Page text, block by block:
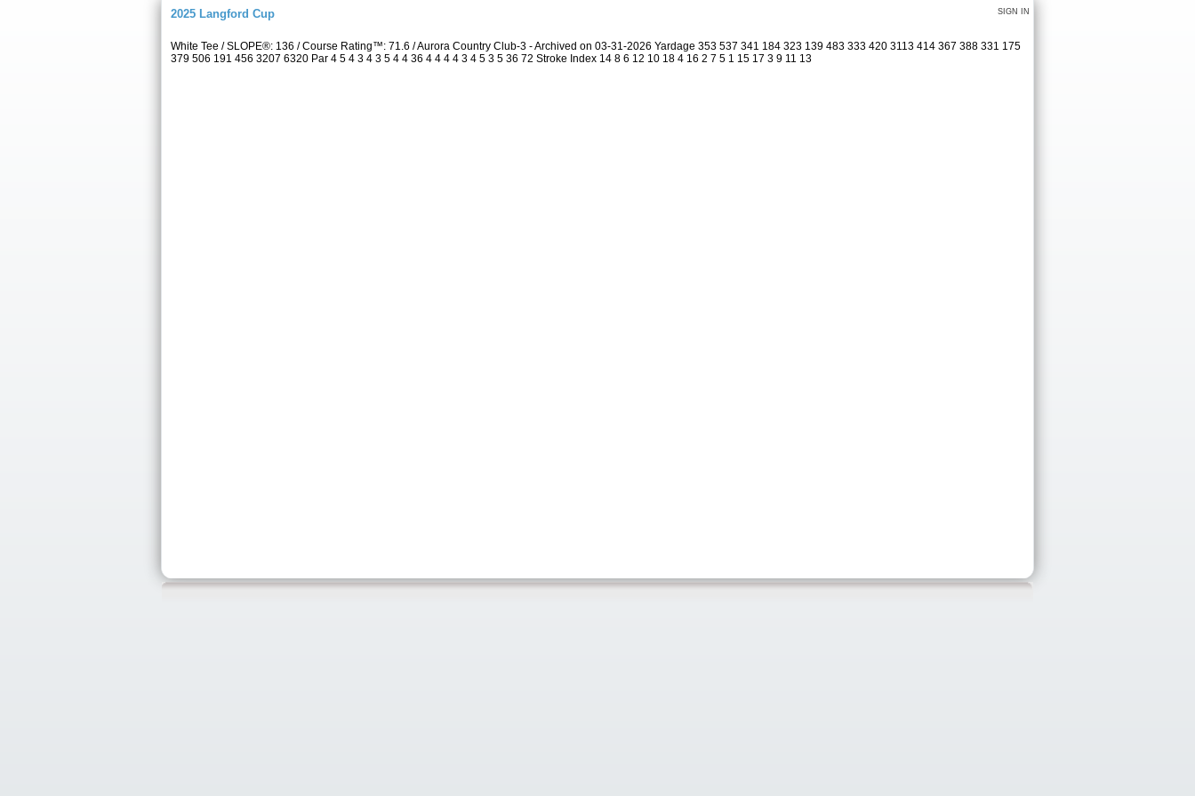
SIGN IN
2025 Langford Cup
White Tee / SLOPE®: 136 / Course Rating™: 71.6 / Aurora Country Club-3 - Archived on 03-31-2026 Yardage 353 537 341 184 323 139 483 333 420 3113 414 367 388 331 175
379 506 191 456 3207 6320 Par 4 5 4 3 4 3 5 4 4 36 4 4 4 4 3 4 5 3 5 36 72 Stroke Index 14 8 6 12 10 18 4 16 2 7 5 1 15 17 3 9 11 13